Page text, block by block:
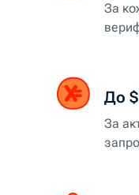
За
До
За